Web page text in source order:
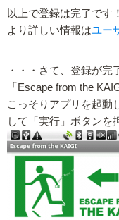
以上で登録は完了です！
より詳しい情報はユー
・・・さて、登録が
「Escape from the
こっそりアプリを起動
して「実行」ボタンを